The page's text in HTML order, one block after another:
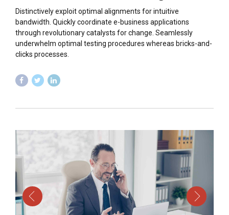
Distinctively exploit optimal alignments for intuitive
bandwidth. Quickly coordinate e-business applications
through revolutionary catalysts for change. Seamlessly
underwhelm optimal testing procedures whereas bricks-and-
clicks processes.